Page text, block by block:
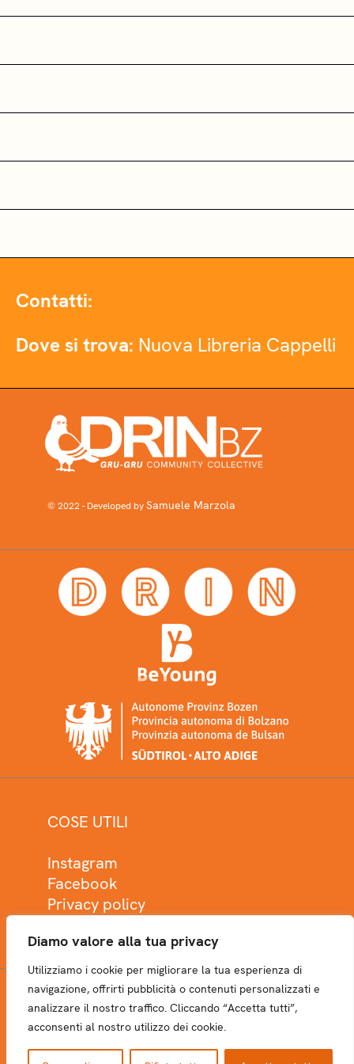
Diamo valore alla tua privacy
Utilizziamo i cookie per migliorare la tua esperienza di
navigazione, offrirti pubblicità o contenuti personalizzati e
analizzare il nostro traffico. Cliccando “Accetta tutti”,
acconsenti al nostro utilizzo dei cookie.
Contatti:
Dove si trova: Nuova Libreria Cappelli
© 2022 - Developed bySamuele Marzola
COSE UTILI
Instagram
Facebook
Privacy policy
NEWSLETTER